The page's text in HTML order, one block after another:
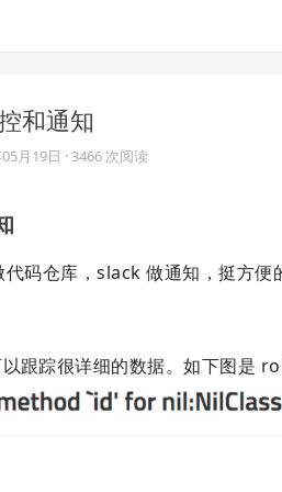
和通知
月19日 · 3466 次阅读
仓库，slack 做通知，挺方便
跟踪很详细的数据。如下图是